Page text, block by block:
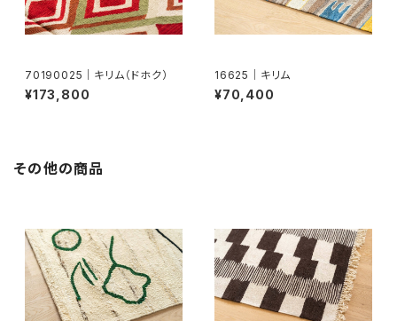
70190025｜キリム（ドホク）
¥173,800
16625｜キリム
¥70,400
その他の商品